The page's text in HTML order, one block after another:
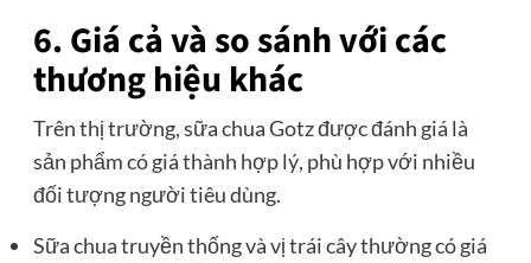
6. Giá cả và so sánh với các
thương hiệu khác
Trên thị trường, sữa chua Gotz được đánh giá là
sản phẩm có giá thành hợp lý, phù hợp với nhiều
đối tượng người tiêu dùng.
Sữa chua truyền thống và vị trái cây thường có giá